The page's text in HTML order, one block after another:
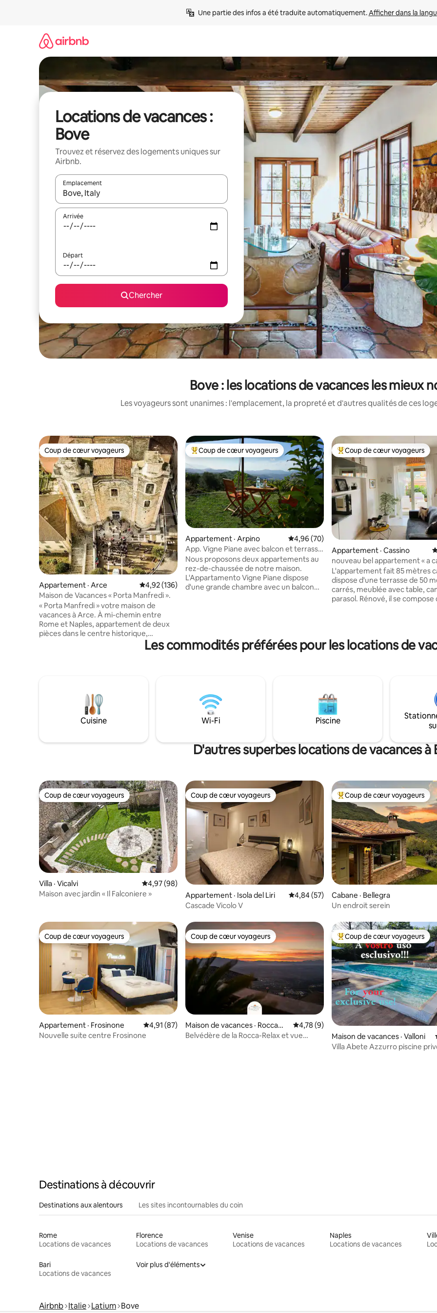
Une partie des infos a été traduite automatiquement. Afficher dans la
Locations de vacances :
Bove
Trouvez et réservez des logements uniques sur
Airbnb.
Emplacement
Quand les résultats sont affichés, parcourez-les en utilisant les flèches vers le haut et vers le bas, ou en appuyant
Arrivée
Départ
Chercher
Bove : les locations de vacances les mieux
Les voyageurs sont unanimes : l'emplacement, la propreté et d'autres qualités de ces
Coup de cœur voyageurs
Coup de cœur voyageurs
Appartement · Arce Note moyenne de 4,92 sur 5, 136 commentaires
4,92 (136)
Maison de Vacances « Porta Manfredi ».
« Porta Manfredi » votre maison de
vacances à Arce. À mi-chemin entre
Rome et Naples, appartement de deux
pièces dans le centre historique,
entièrement rénové dans les moindres
détails, une petite montée de pavé de
un bureau de poste, une mairie, un poste
de police, un bureau de tabac ouvert
24h/24, une supérette, une papeterie,
un kiosque à journaux, un centre de
coiffure, des articles cadeaux...
Coup de cœur voyageurs parmi les plus aimés
Coup de cœur voyageurs
Appartement · Arpino Note moyenne de 4,96 sur 5, 70
4,96 (70)
App. Vigne Piane avec balcon et terrasse
privée
Nous proposons deux appartements au
rez-de-chaussée de notre maison.
L'Appartamento Vigne Piane dispose
d'une grande chambre avec un balcon
équipée. Vigne Piane est idéal pour les
couples, les familles et les amis qui
agréable toute l'année.
Coup de cœur voyageurs
Coup de cœur voyageurs
Appartement · Cassino
nouveau bel appartement « a
Carolina »
L'appartement fait 85 mètres
dispose d'une terrasse de 50
carrés, meublée avec table,
parasol. Rénové, il se compose
chambre et le séjour, d'un
les environs il y a de nombreux
publics.
Les commodités préférées pour les locations de
Cuisine Wi-Fi Piscine
D'autres superbes locations de vacances à
Coup de cœur voyageurs
Coup de cœur voyageurs
Villa · Vicalvi Note moyenne de 4,97 sur 5, 98 commentaires
4,97 (98)
Maison avec jardin « Il Falconiere »
Coup de cœur voyageurs
Coup de cœur voyageurs
Appartement · Isola del Liri Note moyenne de 4,84 sur 5, 57
4,84 (57)
Cascade Vicolo V
Coup de cœur voyageurs
Coup de cœur voyageurs
Cabane · Bellegra
Un endroit serein
Coup de cœur voyageurs
Coup de cœur voyageurs
Appartement · Frosinone Note moyenne de 4,91 sur 5, 87 commentaires
4,91 (87)
Nouvelle suite centre Frosinone
Coup de cœur voyageurs
Coup de cœur voyageurs
Maison de vacances · Rocca
d'Arce
Note moyenne de 4,78 sur 5, 9
4,78 (9)
Belvédère de la Rocca-Relax et vue
Coup de cœur voyageurs
Coup de cœur voyageurs
Maison de vacances · Valloni
Villa Abete Azzurro piscine
Destinations à découvrir
Destinations aux alentours Les sites incontournables du coin
Rome
Locations de vacances
Florence
Locations de vacances
Venise
Locations de vacances
Naples
Locations de vacances
Bari
Locations de vacances
Voir plus d'éléments
Airbnb Italie Latium Bove